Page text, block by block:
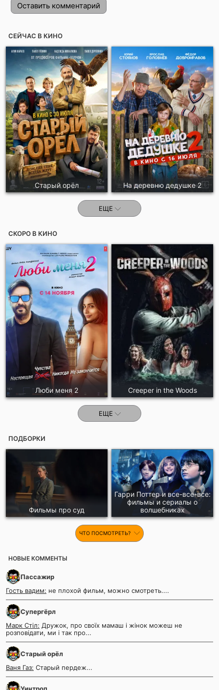
Оставить комментарий
Отправить!
СЕЙЧАС В КИНО
Старый орёл На деревню дедушке 2
ЕЩЕ
СКОРО В КИНО
Люби меня 2 Creeper in the Woods
ЕЩЕ
ПОДБОРКИ
Фильмы про суд
Гарри Поттер и все-все-все:
фильмы и сериалы о
волшебниках
ЧТО ПОСМОТРЕТЬ?
НОВЫЕ КОММЕНТЫ
Пассажир
Гость вадим: не плохой фильм, можно смотреть....
Супергёрл
Марк Стіл: Дружок, про своїх мамаш і жінок можеш не
розповідати, ми і так про...
Старый орёл
Ваня Газ: Старый пердеж...